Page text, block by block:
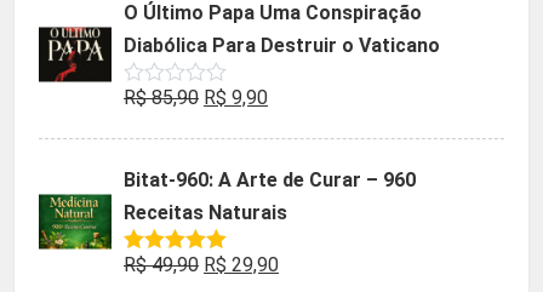
era:
R$ 47,32.
é:
R$ 9,90.
O Último Papa Uma Conspiração
Diabólica Para Destruir o Vaticano
Avaliação
de
R$85,90 O
era:
R$ 85,90.
R$ 9,90O
é:
R$ 9,90.
Bitat-960: A Arte de Curar – 960
Receitas Naturais
Avaliação
R$49,90 O
R$ 29,90O